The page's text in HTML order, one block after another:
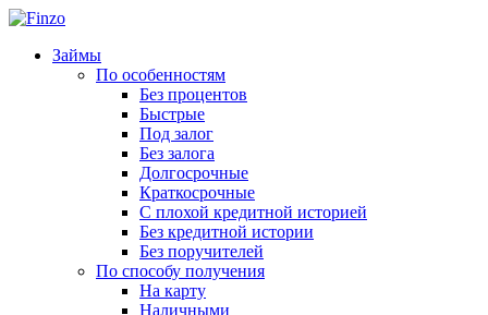
Займы
По особенностям
Без процентов
Быстрые
Под залог
Без залога
Долгосрочные
Краткосрочные
С плохой кредитной историей
Без кредитной истории
Без поручителей
По способу получения
На карту
Наличными